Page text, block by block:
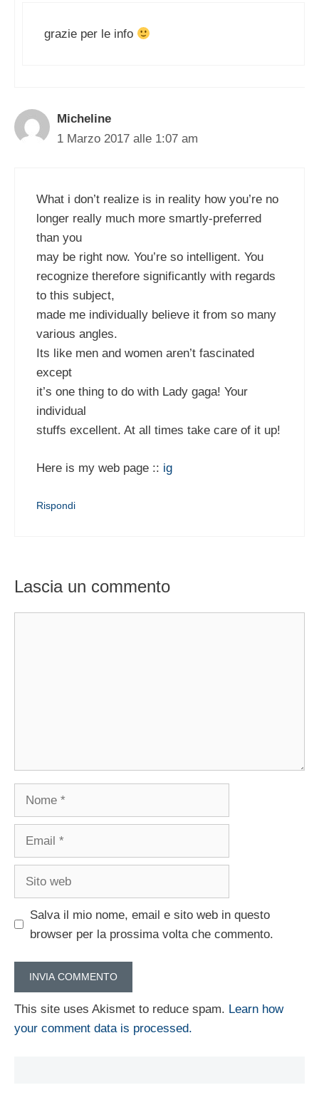
grazie per le info
Micheline
1 Marzo 2017 alle 1:07 am
What i don’t realize is in reality how you’re no
longer really much more smartly-preferred
than you
may be right now. You’re so intelligent. You
recognize therefore significantly with regards
to this subject,
made me individually believe it from so many
various angles.
Its like men and women aren’t fascinated
except
it’s one thing to do with Lady gaga! Your
individual
stuffs excellent. At all times take care of it up!
Here is my web page :: ig
Rispondi
Lascia un commento
Nome
Email
Sito
Salva il mio nome, email e sito web in questo
browser per la prossima volta che commento.
This site uses Akismet to reduce spam. Learn how
your comment data is processed.